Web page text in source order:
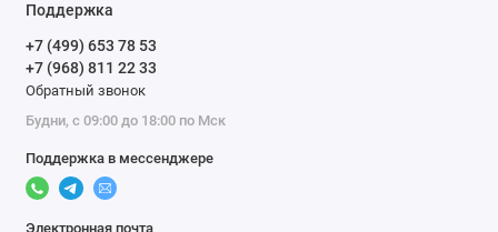
Поддержка
+7 (499) 653 78 53
+7 (968) 811 22 33
Обратный звонок
Будни, с 09:00 до 18:00 по Мск
Поддержка в мессенджере
Электронная почта